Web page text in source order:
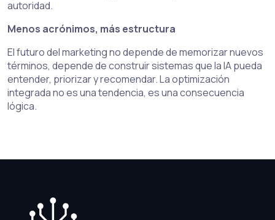
autoridad.
Menos acrónimos, más estructura
El futuro del marketing no depende de memorizar nuevos
términos, depende de construir sistemas que la IA pueda
entender, priorizar y recomendar. La optimización
integrada no es una tendencia, es una consecuencia
lógica.